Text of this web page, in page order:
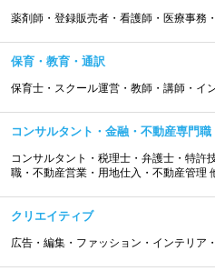
薬剤師・登録販売者・看護師・医療事務
保育・教育・通訳
保育士・スクール運営・教師・講師・イ
コンサルタント・金融・不動産専門職
コンサルタント・税理士・弁護士・特許
職・不動産営業・用地仕入・不動産管理
クリエイティブ
広告・編集・ファッション・インテリア